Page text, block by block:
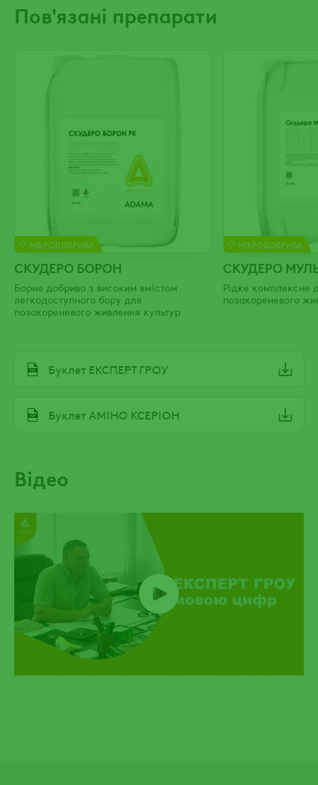
Пов'язані препарати
МІКРОДОБРИВА
СКУДЕРО БОРОН
Борне добриво з високим вмістом
легкодоступного бору для
позакореневого живлення культур
МІКРОДОБРИВА
СКУДЕРО
Рідке комплексне
позакореневого
File
Буклет ЕКСПЕРТ ГРОУ
File
Буклет АМІНО КСЕРІОН
Відео